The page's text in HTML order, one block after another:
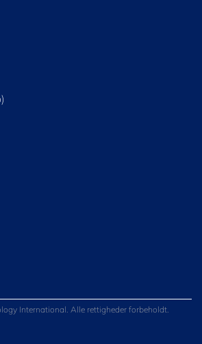
International. Alle rettigheder forbeholdt.